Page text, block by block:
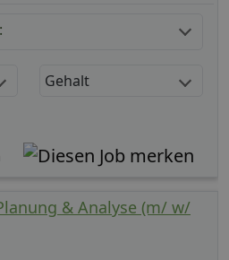
Gehalt
& Analyse (m/ w/